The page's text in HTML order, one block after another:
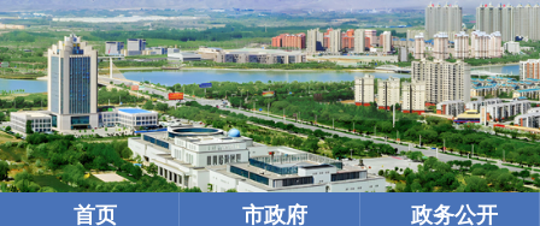
首页 市政府
政务公开